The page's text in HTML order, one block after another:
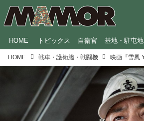
HOME トピックス 自衛官 基地・駐屯地
HOME 戦車・護衛艦・戦闘機